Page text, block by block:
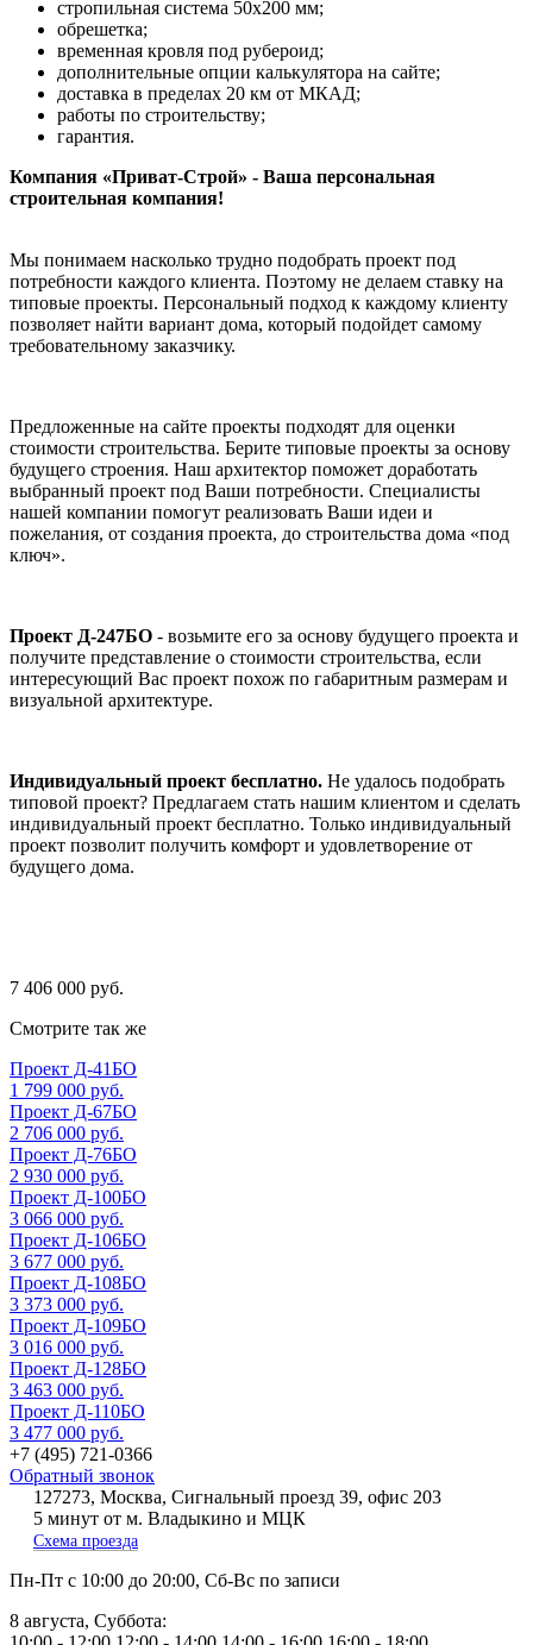
стропильная система 50х200 мм;
обрешетка;
временная кровля под рубероид;
дополнительные опции калькулятора на сайте;
доставка в пределах 20 км от МКАД;
работы по строительству;
гарантия.
Компания «Приват-Строй» - Ваша персональная
строительная компания!
Мы понимаем насколько трудно подобрать проект под
потребности каждого клиента. Поэтому не делаем ставку на
типовые проекты. Персональный подход к каждому клиенту
позволяет найти вариант дома, который подойдет самому
требовательному заказчику.
Предложенные на сайте проекты подходят для оценки
стоимости строительства. Берите типовые проекты за основу
будущего строения. Наш архитектор поможет доработать
выбранный проект под Ваши потребности. Специалисты
нашей компании помогут реализовать Ваши идеи и
пожелания, от создания проекта, до строительства дома «под
ключ».
Проект Д-247БО - возьмите его за основу будущего проекта и
получите представление о стоимости строительства, если
интересующий Вас проект похож по габаритным размерам и
визуальной архитектуре.
Индивидуальный проект бесплатно. Не удалось подобрать
типовой проект? Предлагаем стать нашим клиентом и сделать
индивидуальный проект бесплатно. Только индивидуальный
проект позволит получить комфорт и удовлетворение от
будущего дома.
7 406 000 руб.
Смотрите так же
Проект Д-41БО
1 799 000 руб.
Проект Д-67БО
2 706 000 руб.
Проект Д-76БО
2 930 000 руб.
Проект Д-100БО
3 066 000 руб.
Проект Д-106БО
3 677 000 руб.
Проект Д-108БО
3 373 000 руб.
Проект Д-109БО
3 016 000 руб.
Проект Д-128БО
3 463 000 руб.
Проект Д-110БО
3 477 000 руб.
+7 (495) 721-0366
Обратный звонок
127273, Москва, Сигнальный проезд 39, офис 203
5 минут от м. Владыкино и МЦК
Схема проезда
Пн-Пт с 10:00 до 20:00, Сб-Вс по записи
8 августа, Суббота: